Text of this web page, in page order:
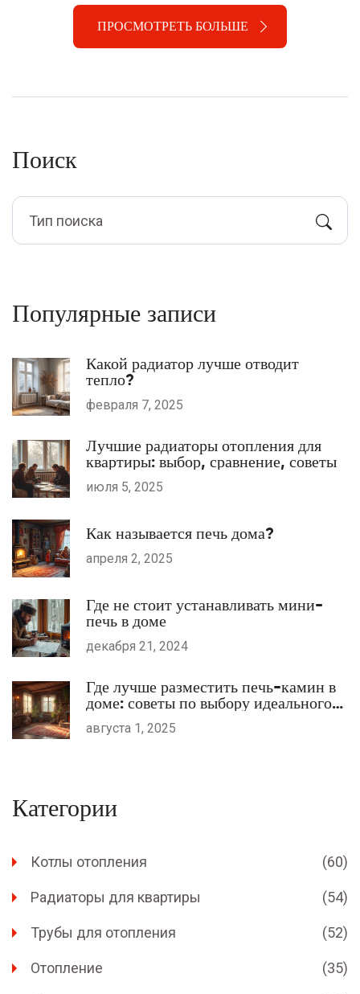
ПРОСМОТРЕТЬ БОЛЬШЕ
Поиск
Популярные записи
Какой радиатор лучше отводит
тепло?
февраля 7, 2025
Лучшие радиаторы отопления для
квартиры: выбор, сравнение, советы
июля 5, 2025
Как называется печь дома?
апреля 2, 2025
Где не стоит устанавливать мини-
печь в доме
декабря 21, 2024
Где лучше разместить печь-камин в
доме: советы по выбору идеального
августа 1, 2025
Категории
Котлы отопления (60)
Радиаторы для квартиры (54)
Трубы для отопления (52)
Отопление (35)